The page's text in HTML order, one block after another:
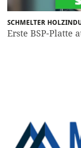
SCHMELTER
Erste BSP-Platte